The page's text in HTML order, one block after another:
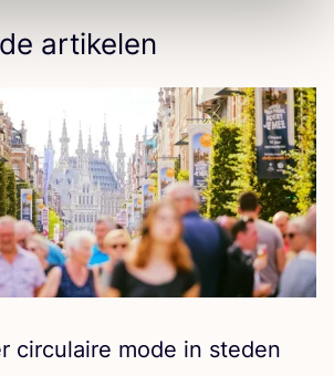
artikelen
cir­cu­lai­re mode in steden